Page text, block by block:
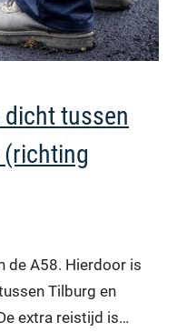
tussen
(richting
de A58. Hierdoor is
Tilburg en
extra reistijd is…